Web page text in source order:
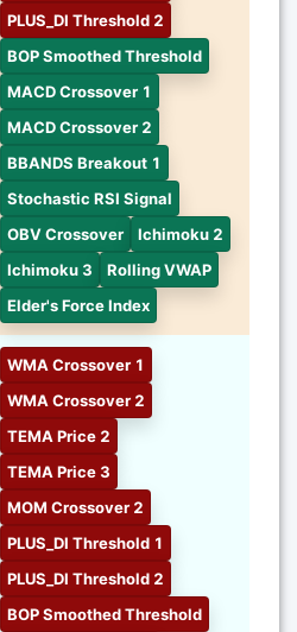
PLUS_DI Threshold 2
BOP Smoothed Threshold
MACD Crossover 1
MACD Crossover 2
BBANDS Breakout 1
Stochastic RSI Signal
OBV Crossover
Ichimoku 2
Ichimoku 3
Rolling VWAP
Elder's Force Index
WMA Crossover 1
WMA Crossover 2
TEMA Price 2
TEMA Price 3
MOM Crossover 2
PLUS_DI Threshold 1
PLUS_DI Threshold 2
BOP Smoothed Threshold